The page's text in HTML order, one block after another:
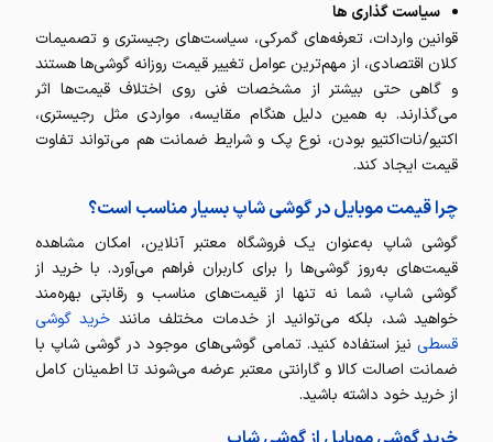
سیاست گذاری ها
قوانین واردات، تعرفه‌های گمرکی، سیاست‌های رجیستری و تصمیمات
کلان اقتصادی، از مهم‌ترین عوامل تغییر قیمت روزانه گوشی‌ها هستند
و گاهی حتی بیشتر از مشخصات فنی روی اختلاف قیمت‌ها اثر
می‌گذارند. به همین دلیل هنگام مقایسه، مواردی مثل رجیستری،
اکتیو/نات‌اکتیو بودن، نوع پک و شرایط ضمانت هم می‌تواند تفاوت
قیمت ایجاد کند.
چرا قیمت موبایل در گوشی شاپ بسیار مناسب است؟
گوشی شاپ به‌عنوان یک فروشگاه معتبر آنلاین، امکان مشاهده
قیمت‌های به‌روز گوشی‌ها را برای کاربران فراهم می‌آورد. با خرید از
گوشی شاپ، شما نه تنها از قیمت‌های مناسب و رقابتی بهره‌مند
خواهید شد، بلکه می‌توانید از خدمات مختلف مانند خرید گوشی
قسطی نیز استفاده کنید. تمامی گوشی‌های موجود در گوشی شاپ با
ضمانت اصالت کالا و گارانتی معتبر عرضه می‌شوند تا اطمینان کامل
از خرید خود داشته باشید.